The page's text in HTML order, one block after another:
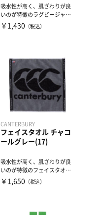
吸水性が高く、肌ざわりが良
いのが特徴のラグビージャー
ジ柄ストライプのミニタオル
￥1,430 （税込）
CANTERBURY
フェイスタオル チャコ
ールグレー(17)
吸水性が高く、肌ざわりが良
いのが特徴のフェイスタオル
です。今治タオルブランド認
￥1,650 （税込）